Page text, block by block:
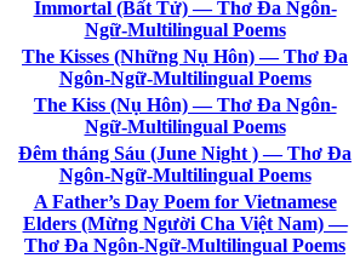
Immortal (Bất Tử) — Thơ Đa Ngôn-
Ngữ-Multilingual Poems
The Kisses (Những Nụ Hôn) — Thơ Đa
Ngôn-Ngữ-Multilingual Poems
The Kiss (Nụ Hôn) — Thơ Đa Ngôn-
Ngữ-Multilingual Poems
Đêm tháng Sáu (June Night ) — Thơ Đa
Ngôn-Ngữ-Multilingual Poems
A Father’s Day Poem for Vietnamese
Elders (Mừng Người Cha Việt Nam) —
Thơ Đa Ngôn-Ngữ-Multilingual Poems